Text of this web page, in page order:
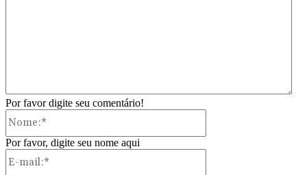
Por favor digite seu comentário!
Por favor, digite seu nome aqui